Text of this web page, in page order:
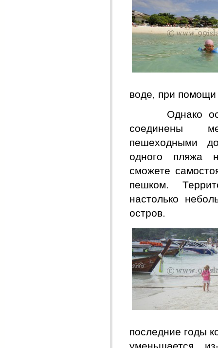
воде, при помощи
Однако
соединены
пешеходными
одного пляжа
сможете
пешком.
настолько
остров.
последние годы
уменьшается